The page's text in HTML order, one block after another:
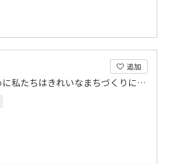
追加
次の世代に美しい環境を残すために私たちはきれいなまちづくりに貢献します。